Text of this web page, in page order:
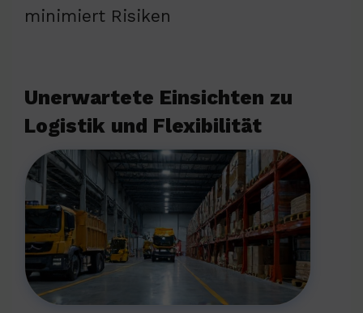
minimiert Risiken
Unerwartete Einsichten zu
Logistik und Flexibilität